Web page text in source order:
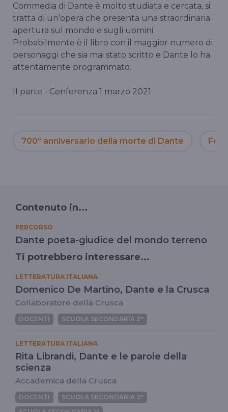
Commedia di Dante è molto studiata e cercata, si
tratta di un’opera che presenta una straordinaria
apertura sul mondo e sugli uomini.
Probabilmente è il libro con il maggior numero di
personaggi che sia mai stato scritto e Dante lo ha
attentamente programmato.
II parte - Conferenza 1 marzo 2021
700° anniversario della morte di Dante
Contenuto in...
PERCORSO
Dante poeta-giudice del mondo terreno
Ti potrebbero interessare...
LETTERATURA ITALIANA
Domenico De Martino, Dante e la Crusca
Collaboratore della Crusca
DOCENTI SCUOLA SECONDARIA 2°
LETTERATURA ITALIANA
Rita Librandi, Dante e le parole della
scienza
Accademica della Crusca
DOCENTI
SCUOLA SECONDARIA 2°